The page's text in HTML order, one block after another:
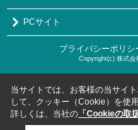
PCサイト
プライバシーポリシ
Copyright(c) 株式会
当サイトでは、お客様の当サイ
して、クッキー（Cookie）を使
詳しくは、当社の 「Cookieの取